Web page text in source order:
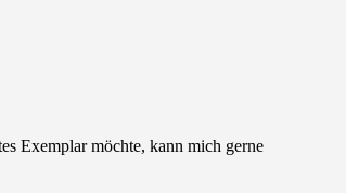
Exemplar möchte, kann mich gerne